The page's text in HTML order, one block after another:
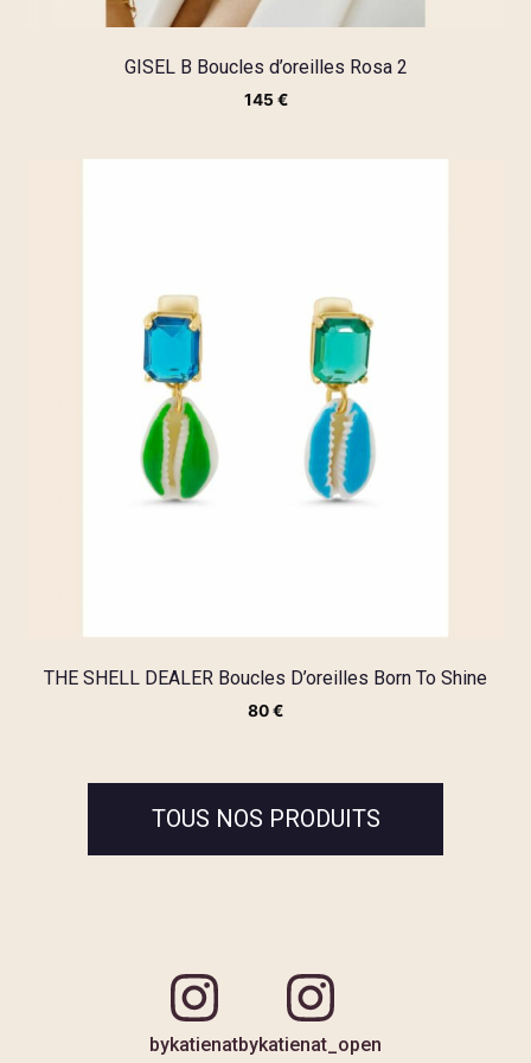
GISEL B Boucles d’oreilles Rosa 2
145€
THE SHELL DEALER Boucles D’oreilles Born To Shine
80€
TOUS NOS PRODUITS
bykatienatbykatienat_open